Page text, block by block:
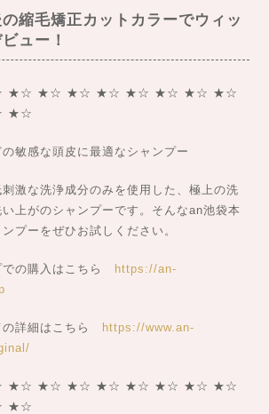
縮毛矯正カットカラーでウィッ
ュー！
★☆ ★☆ ★☆ ★☆ ★☆ ★☆ ★☆ ★☆
★☆
敏感な頭皮に最適なシャンプー
激な洗浄成分のみを使用した、極上の洗
上がのシャンプーです。そんなan池袋本
プーをぜひお試しください。
での購入はこちら https://an-
の詳細はこちら https://www.an-
★☆ ★☆ ★☆ ★☆ ★☆ ★☆ ★☆ ★☆
★☆